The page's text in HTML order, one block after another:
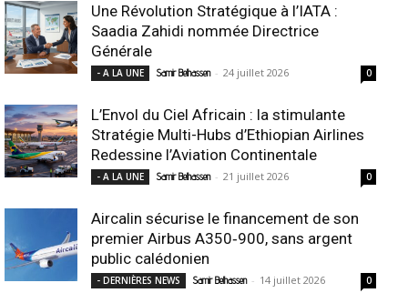
Une Révolution Stratégique à l’IATA :
Saadia Zahidi nommée Directrice
Générale
- A LA UNE Samir Belhassen - 24 juillet 2026 0
L’Envol du Ciel Africain : la stimulante
Stratégie Multi-Hubs d’Ethiopian Airlines
Redessine l’Aviation Continentale
- A LA UNE Samir Belhassen - 21 juillet 2026 0
Aircalin sécurise le financement de son
premier Airbus A350‑900, sans argent
public calédonien
- DERNIÈRES NEWS Samir Belhassen - 14 juillet 2026 0